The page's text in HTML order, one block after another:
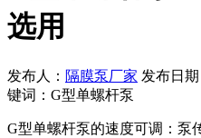
选用
发布人： 隔膜泵厂家 发布日期
键词：G型单螺杆泵
G型单螺杆泵的速度可调：泵